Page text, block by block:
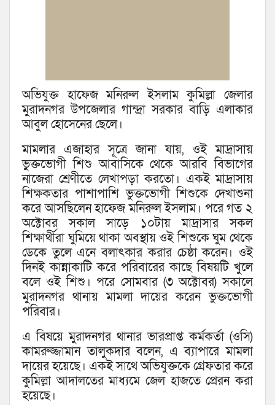
অভিযুক্ত হাফেজ মনিরুল ইসলাম কুমিল্লা জেলার
মুরাদনগর উপজেলার গান্দ্রা সরকার বাড়ি এলাকার
আবুল হোসেনের ছেলে।
মামলার এজাহার সূত্রে জানা যায়, ওই মাদ্রাসায়
ভুক্তভোগী শিশু আবাসিকে থেকে আরবি বিভাগের
নাজেরা শ্রেণীতে লেখাপড়া করতো। একই মাদ্রাসায়
শিক্ষকতার পাশাপাশি ভুক্তভোগী শিশুকে দেখাশুনা
করে আসছিলেন হাফেজ মনিরুল ইসলাম। পরে গত ২
অক্টোবর সকাল সাড়ে ১০টায় মাদ্রাসার সকল
শিক্ষার্থীরা ঘুমিয়ে থাকা অবস্থায় ওই শিশুকে ঘুম থেকে
ডেকে তুলে এনে বলাৎকার করার চেষ্ঠা করেন। ওই
দিনই কান্নাকাটি করে পরিবারের কাছে বিষয়টি খুলে
বলে ওই শিশু। পরে সোমবার (৩ অক্টোবর) সকালে
মুরাদনগর থানায় মামলা দায়ের করেন ভুক্তভোগী
পরিবার।
এ বিষয়ে মুরাদনগর থানার ভারপ্রাপ্ত কর্মকর্তা (ওসি)
কামরুজ্জামান তালুকদার বলেন, এ ব্যাপারে মামলা
দায়ের হয়েছে। একই সাথে অভিযুক্তকে গ্রেফতার করে
কুমিল্লা আদালতের মাধ্যমে জেল হাজতে প্রেরন করা
হয়েছে।